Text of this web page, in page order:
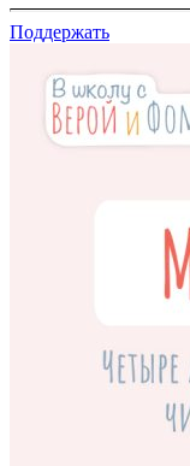
Поддержать